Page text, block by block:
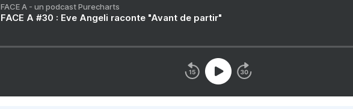
FACE A - un podcast Purecharts
FACE A #30 : Eve Angeli raconte "Avant de partir"